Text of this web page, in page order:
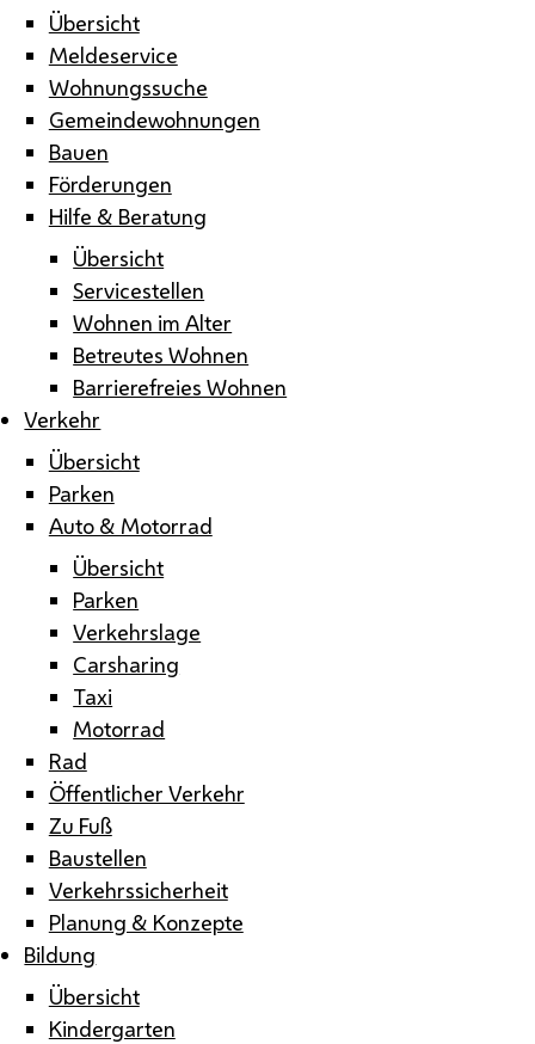
Übersicht
Meldeservice
Wohnungssuche
Gemeindewohnungen
Bauen
Förderungen
Hilfe & Beratung
Übersicht
Servicestellen
Wohnen im Alter
Betreutes Wohnen
Barrierefreies Wohnen
Verkehr
Übersicht
Parken
Auto & Motorrad
Übersicht
Parken
Verkehrslage
Carsharing
Taxi
Motorrad
Rad
Öffentlicher Verkehr
Zu Fuß
Baustellen
Verkehrssicherheit
Planung & Konzepte
Bildung
Übersicht
Kindergarten